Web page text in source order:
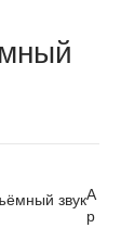
A
p